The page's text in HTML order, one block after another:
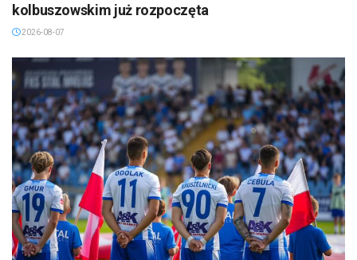
kolbuszowskim już rozpoczęta
2026-08-07